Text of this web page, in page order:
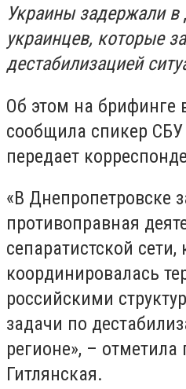
Украины задержали в
украинцев, которые
дестабилизацией
Об этом на брифинге
сообщила спикер СБУ
передает
«В Днепропетровске
противоправная
сепаратистской сети,
координировалась
российскими
задачи по
регионе», – отметила
Гитлянская.